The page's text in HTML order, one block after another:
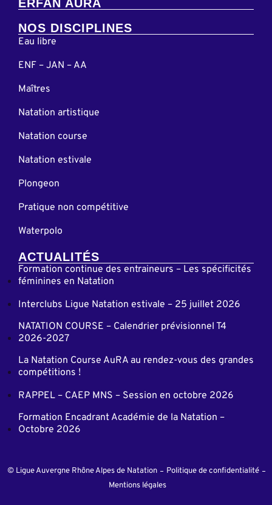
ERFAN AURA
NOS DISCIPLINES
Eau libre
ENF – JAN – AA
Maîtres
Natation artistique
Natation course
Natation estivale
Plongeon
Pratique non compétitive
Waterpolo
ACTUALITÉS
Formation continue des entraineurs – Les spécificités
féminines en Natation
Interclubs Ligue Natation estivale – 25 juillet 2026
NATATION COURSE – Calendrier prévisionnel T4
2026-2027
La Natation Course AuRA au rendez-vous des grandes
compétitions !
RAPPEL – CAEP MNS – Session en octobre 2026
Formation Encadrant Académie de la Natation –
Octobre 2026
© Ligue Auvergne Rhône Alpes de Natation
Politique de confidentialité
Mentions légales